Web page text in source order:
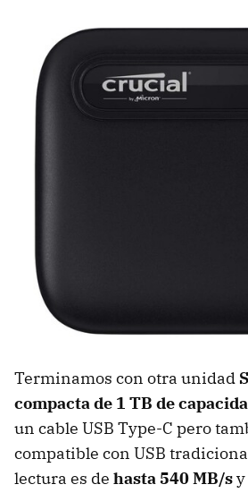
Terminamos con otra unidad
compacta de 1 TB de
un cable USB Type-C pero
compatible con USB
lectura es de hasta 540 MB/s